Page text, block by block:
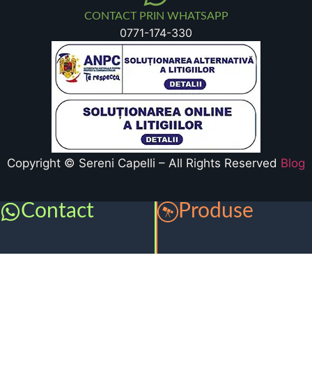
CONTACT PRIN WHATSAPP
0771-174-330
Copyright © Sereni Capelli – All Rights Reserved Blog
Contact Produse